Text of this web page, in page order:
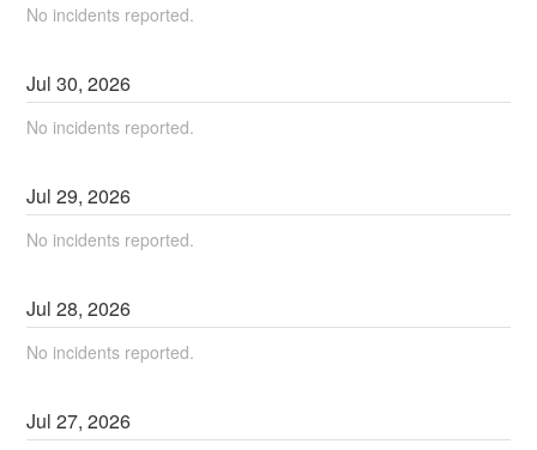
No incidents reported.
Jul30,2026
No incidents reported.
Jul29,2026
No incidents reported.
Jul28,2026
No incidents reported.
Jul27,2026